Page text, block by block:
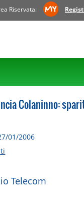
Riservata:
Colaninno:
01/2006
Telecom